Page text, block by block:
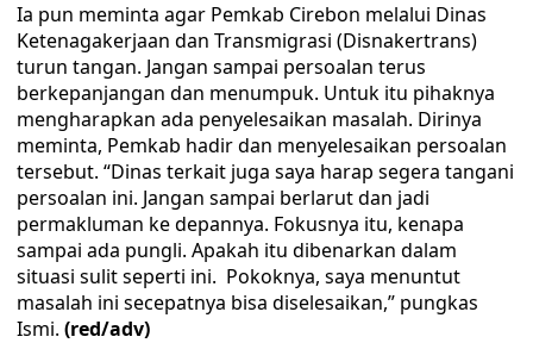
Ia pun meminta agar Pemkab Cirebon melalui Dinas
Ketenagakerjaan dan Transmigrasi (Disnakertrans)
turun tangan. Jangan sampai persoalan terus
berkepanjangan dan menumpuk. Untuk itu pihaknya
mengharapkan ada penyelesaikan masalah. Dirinya
meminta, Pemkab hadir dan menyelesaikan persoalan
tersebut. “Dinas terkait juga saya harap segera tangani
persoalan ini. Jangan sampai berlarut dan jadi
permakluman ke depannya. Fokusnya itu, kenapa
sampai ada pungli. Apakah itu dibenarkan dalam
situasi sulit seperti ini. Pokoknya, saya menuntut
masalah ini secepatnya bisa diselesaikan,” pungkas
Ismi. (red/adv)